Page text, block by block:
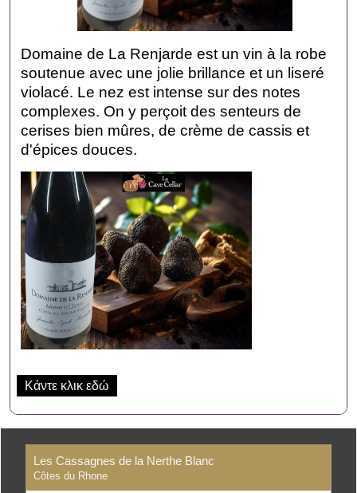
Domaine de La Renjarde est un vin à la robe
soutenue avec une jolie brillance et un liseré
violacé. Le nez est intense sur des notes
complexes. On y perçoit des senteurs de
cerises bien mûres, de crème de cassis et
d'épices douces.
Κάντε κλικ εδώ
Les Cassagnes de la Nerthe Blanc
Côtes du Rhone